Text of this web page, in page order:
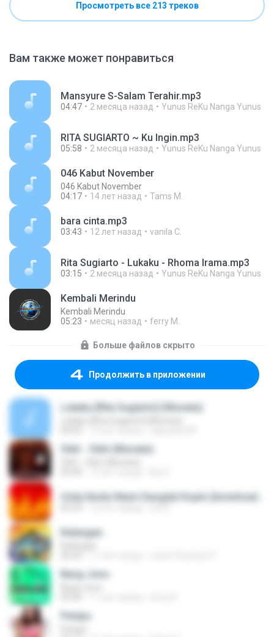
Просмотреть все 213 треков
Вам также может понравиться
Mansyure S-Salam Terahir.mp3
04:47 2 месяца назад Yunus ReKu Nanga Yunus
RITA SUGIARTO ~ Ku Ingin.mp3
05:58 2 месяца назад Yunus ReKu Nanga Yunus
046 Kabut November
046 Kabut November
04:17
14 лет назад Tams M.
bara cinta.mp3
03:43 12 лет назад vanila C.
Rita Sugiarto - Lukaku - Rhoma Irama.mp3
03:15 2 месяца назад Yunus ReKu Nanga Yunus
Kembali Merindu
Kembali Merindu
05:23
месяц назад ferry M.
Больше файлов скрыто
Продолжить в приложении
Lukaku [Rita Sugiarto] (Monata)
Oleh - Oleh (Monata)
Kelangan
Bang Jono
Penipu